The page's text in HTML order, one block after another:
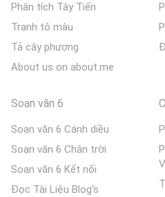
Phân tích Tây Tiến
Tranh tô màu
Tả cây phượng
About us on about.me
Soạn văn 6
Soạn văn 6 Cánh diều
Soạn văn 6 Chân trời
Soạn văn 6 Kết nối
Đọc Tài Liệu Blog's